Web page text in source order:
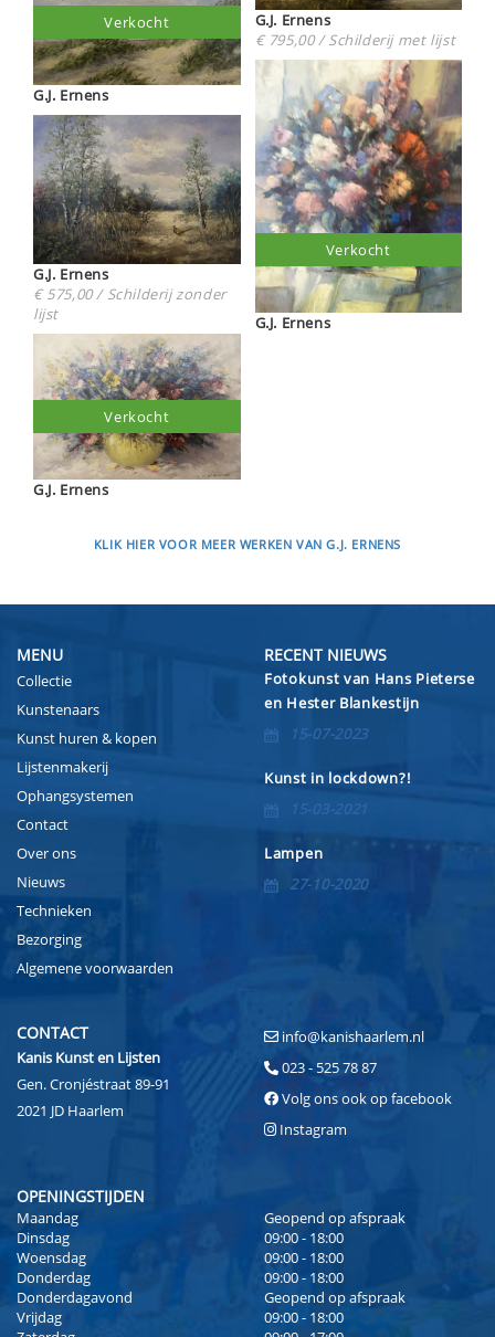
G.J. Ernens
Verkocht
G.J. Ernens
€ 575,00 / Schilderij zonder
lijst
G.J. Ernens
Verkocht
G.J. Ernens
€ 795,00 / Schilderij met lijst
G.J. Ernens
Verkocht
KLIK HIER VOOR MEER WERKEN VAN G.J. ERNENS
MENU
Collectie
Kunstenaars
Kunst huren & kopen
Lijstenmakerij
Ophangsystemen
Contact
Over ons
Nieuws
Technieken
Bezorging
Algemene voorwaarden
RECENT NIEUWS
Fotokunst van Hans Pieterse
en Hester Blankestijn
15-07-2023
Kunst in lockdown?!
15-03-2021
Lampen
27-10-2020
CONTACT
Kanis Kunst en Lijsten
Gen. Cronjéstraat 89-91
2021 JD Haarlem
info@kanishaarlem.nl
023 - 525 78 87
Volg ons ook op facebook
Instagram
OPENINGSTIJDEN
Maandag
Geopend op afspraak
Dinsdag
09:00 - 18:00
Woensdag
09:00 - 18:00
Donderdag
09:00 - 18:00
Donderdagavond
Geopend op afspraak
Vrijdag
09:00 - 18:00